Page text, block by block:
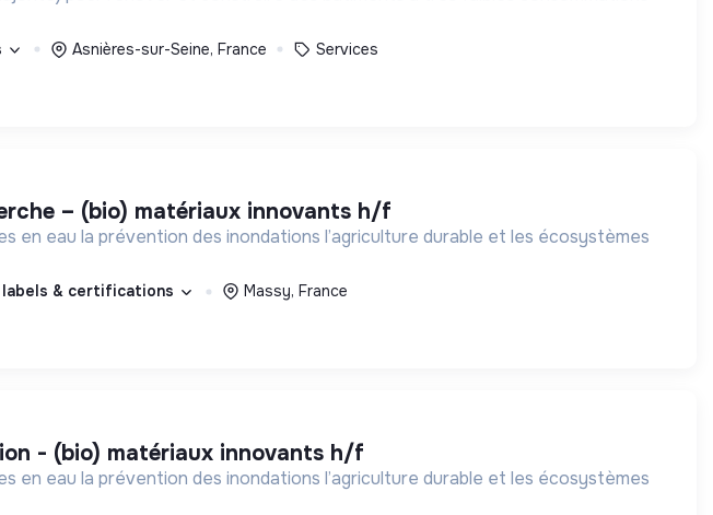
Asnières-sur-Seine, France Services
– (bio) matériaux innovants h/f
les écosystèmes
labels & certifications Massy, France
- (bio) matériaux innovants h/f
les écosystèmes